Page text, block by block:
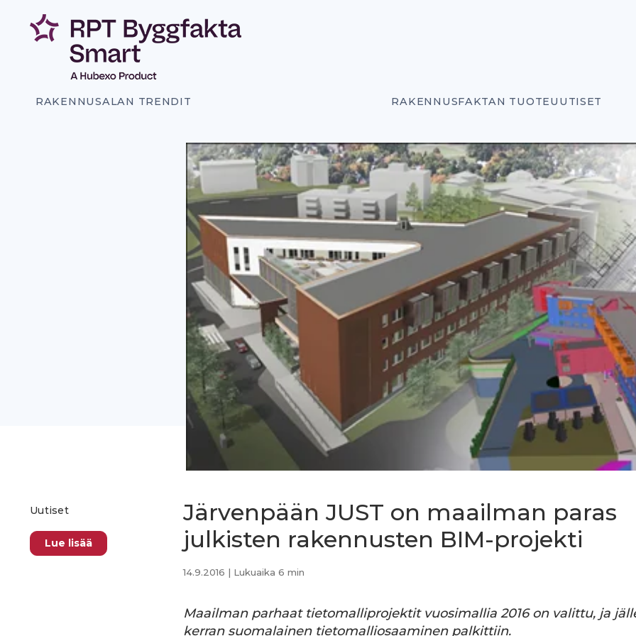
sisältöön
RAKENNUSALAN TRENDIT RAKENNUSFAKTAN TUOTEUUTISET
Uutiset
Lue lisää
Järvenpään JUST on maailman paras
julkisten rakennusten BIM-projekti
14.9.2016 | Lukuaika 6 min
Maailman parhaat tietomalliprojektit vuosimallia 2016 on valittu, ja
kerran suomalainen tietomalliosaaminen palkittiin.